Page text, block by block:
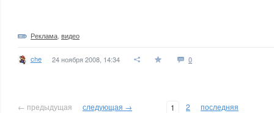
Реклама видео
che 24 ноября 2008, 14:34 0
← предыдущая следующая → 1 2 последняя